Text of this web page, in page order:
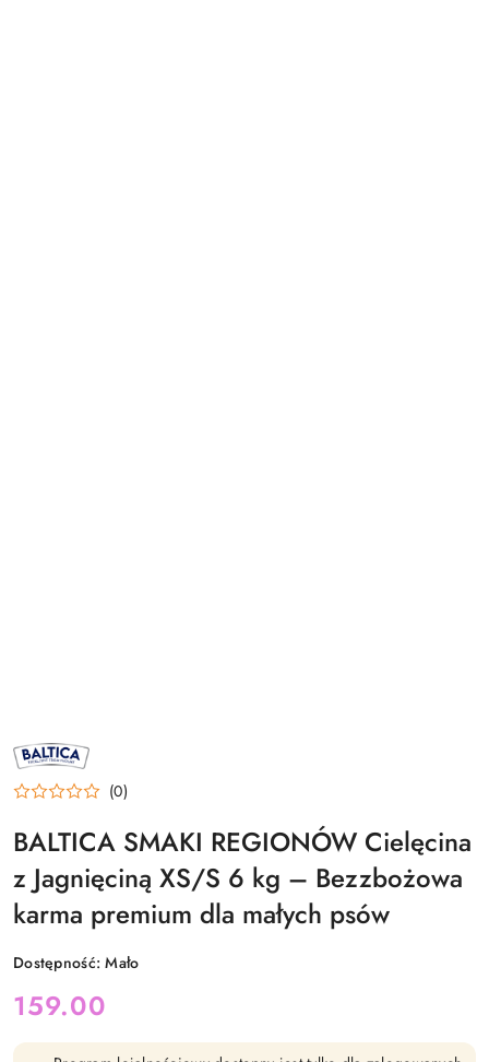
NAZWA
PRODUCENTA:
BALTICA
(0)
BALTICA SMAKI REGIONÓW Cielęcina
z Jagnięciną XS/S 6 kg – Bezzbożowa
karma premium dla małych psów
Dostępność:Mało
cena:
159.00